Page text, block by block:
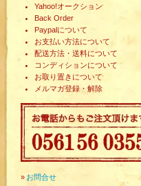
Yahoo!オークション
Back Order
Paypalについて
お支払い方法について
配送方法・送料について
コンディションについて
お取り置きについて
メルマガ登録・解除
» お問合せ